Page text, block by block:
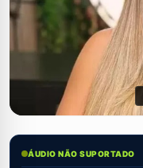
ÁUDIO NÃO SUPORTADO